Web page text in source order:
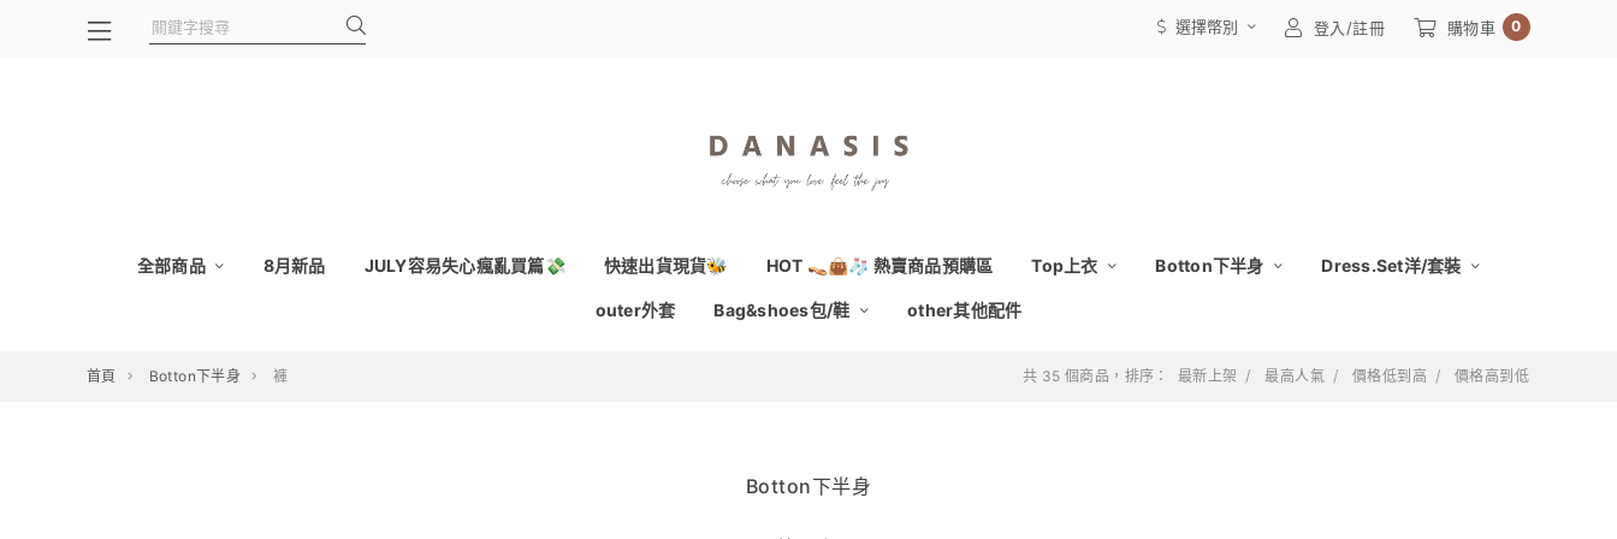
選擇幣別 登入/註冊 購物車 0
全部商品 8月新品 JULY容易失心瘋亂買篇💸 快速出貨現貨🐝 HOT 👡👜🧦 熱賣商品預購區 Top上衣 Botton下半身 Dress.Set洋/套裝
outer外套 Bag&shoes包/鞋 other其他配件
首頁 Botton下半身 褲 共 35 個商品，排序： 最新上架 最高人氣 價格低到高 價格高到低
Botton下半身